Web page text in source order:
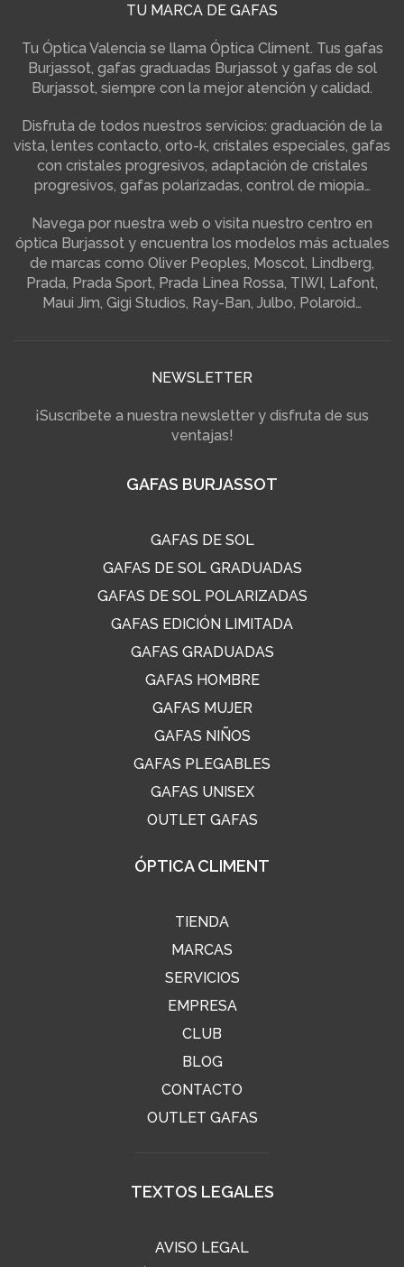
TU MARCA DE GAFAS
Tu Óptica Valencia se llama Óptica Climent. Tus gafas
Burjassot, gafas graduadas Burjassot y gafas de sol
Burjassot, siempre con la mejor atención y calidad.
Disfruta de todos nuestros servicios: graduación de la
vista, lentes contacto, orto-k, cristales especiales, gafas
con cristales progresivos, adaptación de cristales
progresivos, gafas polarizadas, control de miopia…
Navega por nuestra web o visita nuestro centro en
óptica Burjassot y encuentra los modelos más actuales
de marcas como Oliver Peoples, Moscot, Lindberg,
Prada, Prada Sport, Prada Linea Rossa, TIWI, Lafont,
Maui Jim, Gigi Studios, Ray-Ban, Julbo, Polaroid…
NEWSLETTER
¡Suscríbete a nuestra newsletter y disfruta de sus
ventajas!
GAFAS BURJASSOT
GAFAS DE SOL
GAFAS DE SOL GRADUADAS
GAFAS DE SOL POLARIZADAS
GAFAS EDICIÓN LIMITADA
GAFAS GRADUADAS
GAFAS HOMBRE
GAFAS MUJER
GAFAS NIÑOS
GAFAS PLEGABLES
GAFAS UNISEX
OUTLET GAFAS
ÓPTICA CLIMENT
TIENDA
MARCAS
SERVICIOS
EMPRESA
CLUB
BLOG
CONTACTO
OUTLET GAFAS
TEXTOS LEGALES
AVISO LEGAL